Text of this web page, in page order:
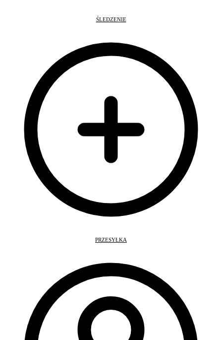
ŚLEDZENIE
PRZESYŁKA